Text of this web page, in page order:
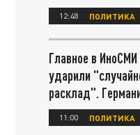
12:48 ПОЛИТИКА
Главное в
ударили
расклад".
11:00 ПОЛИТИКА